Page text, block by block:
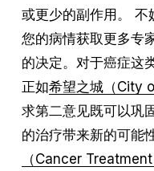
或更少的副作用。 不
您的病情获取更多专
的决定。对于癌症这
正如希望之城（City
求第二意见既可以巩
的治疗带来新的可能
（Cancer